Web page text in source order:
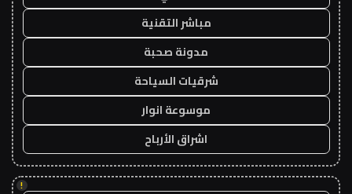
مباشر التقنية
مدونة صحبة
شرقيات السياحة
موسوعة انوار
اشراق الأرباح
!